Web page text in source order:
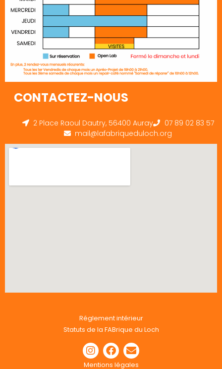
CONTACTEZ-NOUS
2 Place Raoul Dautry, 56400 Auray
07 89 02 83 57
mail@lafabriqueduloch.org
Réglement intérieur
Statuts de la FABrique du Loch
Mentions légales